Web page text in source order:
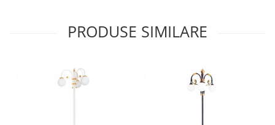
PRODUSE SIMILARE